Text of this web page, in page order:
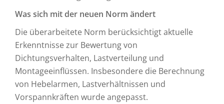
Was sich mit der neuen Norm ändert
Die überarbeitete Norm berücksichtigt aktuelle
Erkenntnisse zur Bewertung von
Dichtungsverhalten, Lastverteilung und
Montageeinflüssen. Insbesondere die Berechnung
von Hebelarmen, Lastverhältnissen und
Vorspannkräften wurde angepasst.